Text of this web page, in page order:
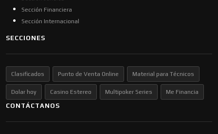
Sección Financiera
Sección Internacional
SECCIONES
Clasificados Punto de Venta Online Material para Técnicos
Dolar hoy Casino Estereo Multipoker Series Me Financia
CONTÁCTANOS